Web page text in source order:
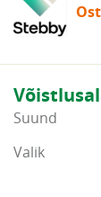
Suund
Valik